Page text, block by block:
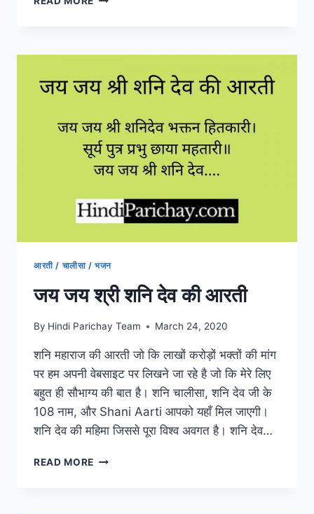
सागर…
हनुमान
सहित
आरती / चालीसा / भजन
जय जय श्री शनि देव की आरती
By Hindi Parichay Team March 24, 2020
शनि महाराज की आरती जो कि लाखों करोड़ों भक्तों की मांग
पर हम अपनी वेबसाइट पर लिखने जा रहे है जो कि मेरे लिए
बहुत ही सौभाग्य की बात है। शनि चालीसा, शनि देव जी के
108 नाम, और Shani Aarti आपको यहाँ मिल जाएगी।
शनि देव की महिमा जिससे पूरा विश्व अवगत है। शनि देव…
READ MORE जय